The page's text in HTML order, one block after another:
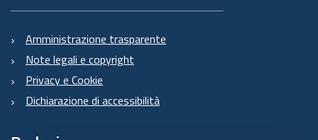
Amministrazione trasparente
Note legali e copyright
Privacy e Cookie
Dichiarazione di accessibilità